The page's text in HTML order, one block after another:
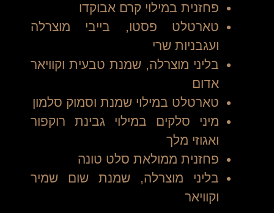
פחזנית במילוי קרם אבוקדו
טארטלט פסטו, בייבי מוצרלה
ועגבניות שרי
בליני מוצרלה, שמנת טבעית וקוויאר
אדום
טארטלט במילוי שמנת וסמוק סלמון
מיני סלקים במילוי גבינת רוקפור
ואגוזי מלך
פחזנית ממולאת סלט טונה
בליני מוצרלה, שמנת שום שמיר
וקוויאר